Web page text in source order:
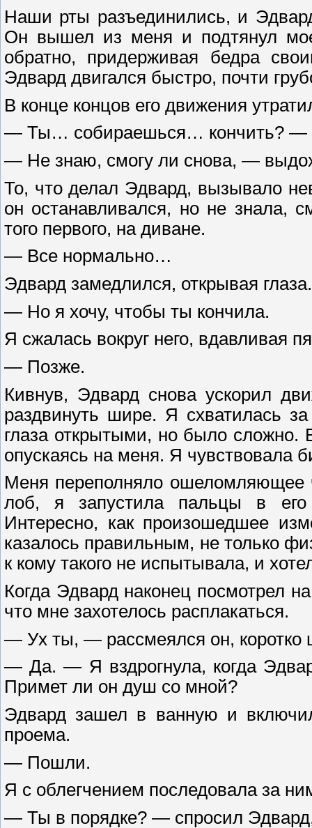
Наши рты разъединились, и
Он вышел из меня и подтянул
обратно, придерживая бедра
Эдвард двигался быстро, почти
В конце концов его движения
— Ты… собираешься… кончить? —
— Не знаю, смогу ли снова, —
То, что делал Эдвард, вызывало
он останавливался, но не знала,
того первого, на диване.
— Все нормально…
Эдвард замедлился, открывая глаза.
— Но я хочу, чтобы ты кончила.
Я сжалась вокруг него, вдавливая
— Позже.
Кивнув, Эдвард снова ускорил
раздвинуть шире. Я схватилась
глаза открытыми, но было сложно.
опускаясь на меня. Я чувствовала
Меня переполняло ошеломляющее
лоб, я запустила пальцы в его
Интересно, как произошедшее
казалось правильным, не только
к кому такого не испытывала, и
Когда Эдвард наконец посмотрел
что мне захотелось расплакаться.
— Ух ты, — рассмеялся он, коротко
— Да. — Я вздрогнула, когда
Примет ли он душ со мной?
Эдвард зашел в ванную и
проема.
— Пошли.
Я с облегчением последовала за
— Ты в порядке? — спросил